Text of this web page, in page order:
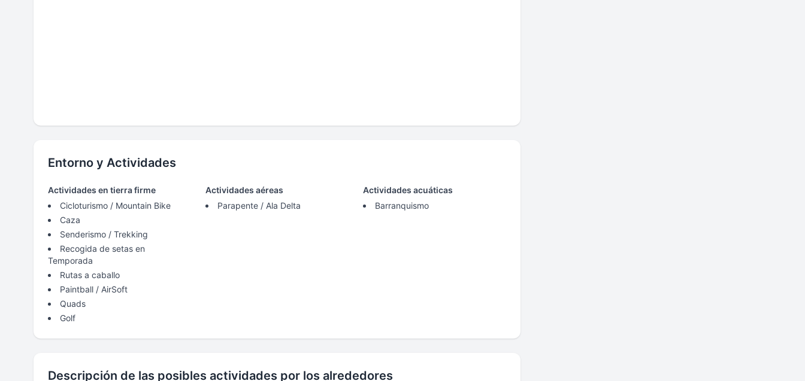
Entorno y Actividades
Actividades en tierra firme
Cicloturismo / Mountain Bike
Caza
Senderismo / Trekking
Recogida de setas en
Temporada
Rutas a caballo
Paintball / AirSoft
Quads
Golf
Actividades aéreas
Parapente / Ala Delta
Actividades acuáticas
Barranquismo
Descripción de las posibles actividades por los alrededores